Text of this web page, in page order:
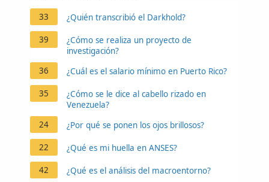
33 ¿Quién transcribió el Darkhold?
39
¿Cómo se realiza un proyecto de
investigación?
36
¿Cuál es el salario mínimo en Puerto Rico?
35
¿Cómo se le dice al cabello rizado en
Venezuela?
24
¿Por qué se ponen los ojos brillosos?
22 ¿Qué es mi huella en ANSES?
42 ¿Qué es el análisis del macroentorno?